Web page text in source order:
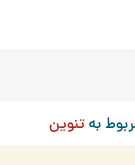
به تنوین